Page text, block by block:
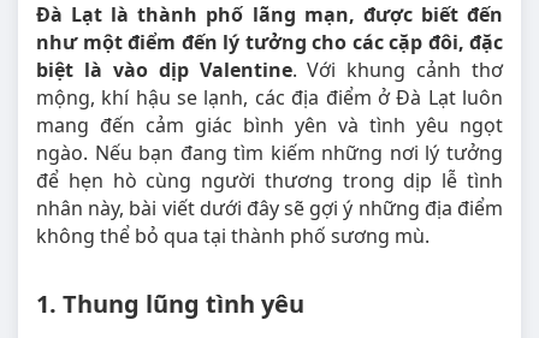
Đà Lạt là thành phố lãng mạn, được biết đến
như một điểm đến lý tưởng cho các cặp đôi, đặc
biệt là vào dịp Valentine. Với khung cảnh thơ
mộng, khí hậu se lạnh, các địa điểm ở Đà Lạt luôn
mang đến cảm giác bình yên và tình yêu ngọt
ngào. Nếu bạn đang tìm kiếm những nơi lý tưởng
để hẹn hò cùng người thương trong dịp lễ tình
nhân này, bài viết dưới đây sẽ gợi ý những địa điểm
không thể bỏ qua tại thành phố sương mù.
1. Thung lũng tình yêu